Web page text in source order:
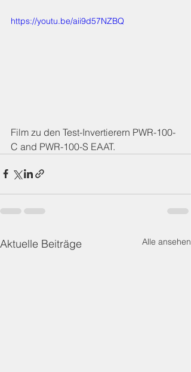
https://youtu.be/aii9d57NZBQ
Film zu den Test-Invertierern PWR-100-
C and PWR-100-S EAAT.
Aktuelle Beiträge Alle ansehen